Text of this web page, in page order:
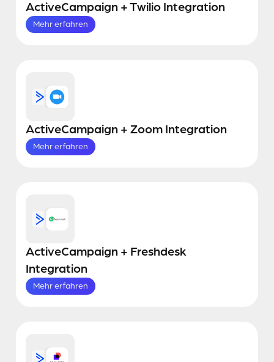
ActiveCampaign + Twilio Integration
Mehr erfahren
ActiveCampaign + Zoom Integration
Mehr erfahren
ActiveCampaign + Freshdesk
Integration
Mehr erfahren